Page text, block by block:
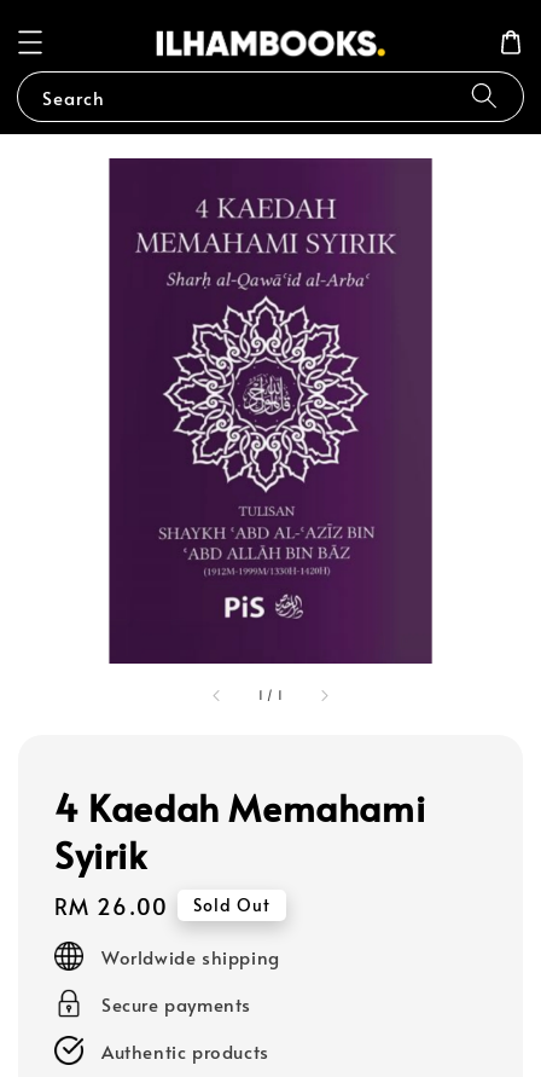
Search
1 / 1
4 Kaedah Memahami
Syirik
Regular
price
RM 26.00 Sold Out
Worldwide shipping
Secure payments
Authentic products